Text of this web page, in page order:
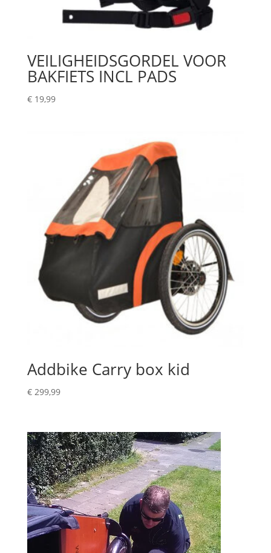
VEILIGHEIDSGORDEL VOOR
BAKFIETS INCL PADS
€19,99
Addbike Carry box kid
€299,99